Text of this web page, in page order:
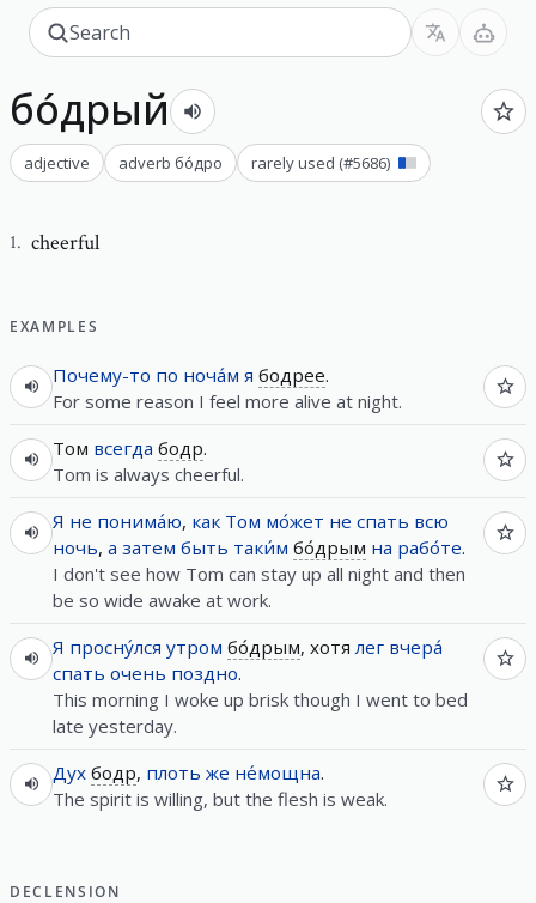
бо́дрый
adjective adverb бо́дро rarely used (#5686)
1. cheerful
EXAMPLES
Почему-то по ноча́м я бодрее.
For some reason I feel more alive at night.
Том всегда бодр.
Tom is always cheerful.
Я не понима́ю, как Том мо́жет не спать всю
ночь, а затем быть таки́м бо́дрым на рабо́те.
I don't see how Tom can stay up all night and then
be so wide awake at work.
Я просну́лся утром бо́дрым, хотя лег вчера́
спать очень поздно.
This morning I woke up brisk though I went to bed
late yesterday.
Дух бодр, плоть же не́мощна.
The spirit is willing, but the flesh is weak.
DECLENSION